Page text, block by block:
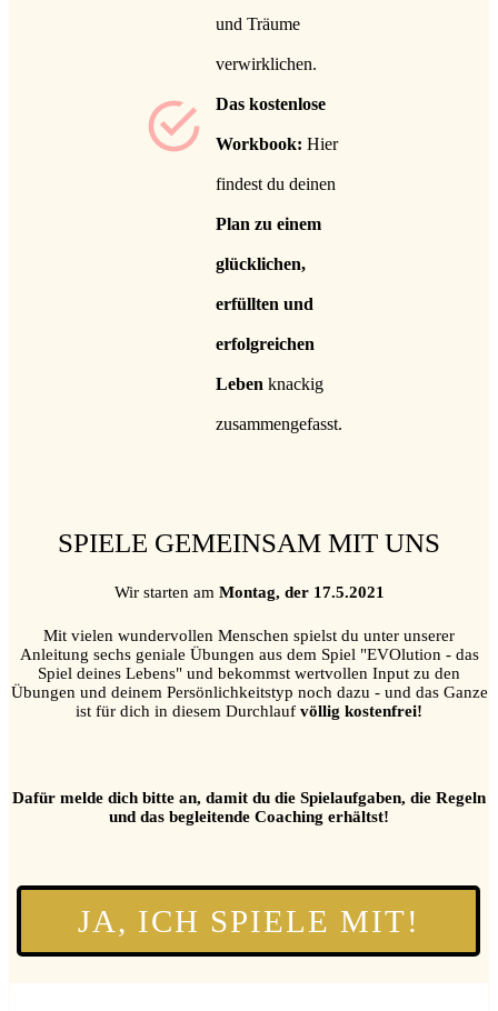
und Träume
verwirklichen.
Das kostenlose
Workbook: Hier
findest du deinen
Plan zu einem
glücklichen,
erfüllten und
erfolgreichen
Leben knackig
zusammengefasst.
SPIELE GEMEINSAM MIT UNS
Wir starten amMontag, der 17.5.2021
Mit vielen wundervollen Menschen spielst du unter unserer
Anleitung sechs geniale Übungen aus dem Spiel "EVOlution - das
Spiel deines Lebens" und bekommst wertvollen Input zu den
Übungen und deinem Persönlichkeitstyp noch dazu - und das Ganze
ist für dich in diesem Durchlauf völlig kostenfrei!
Dafür melde dich bitte an, damit du die Spielaufgaben, die Regeln
und das begleitende Coaching erhältst!
JA, ICH SPIELE MIT!